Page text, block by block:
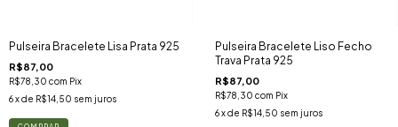
Pulseira Bracelete Lisa Prata 925
R$87,00
R$78,30 com Pix
6x de R$14,50 sem juros
Pulseira Bracelete Liso Fecho
Trava Prata 925
R$87,00
R$78,30 com Pix
6 x de R$14,50 sem juros